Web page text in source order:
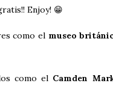
Enjoy! 😁
como el museo
como el Camden